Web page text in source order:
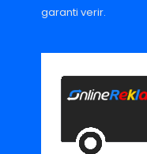
garanti verir.